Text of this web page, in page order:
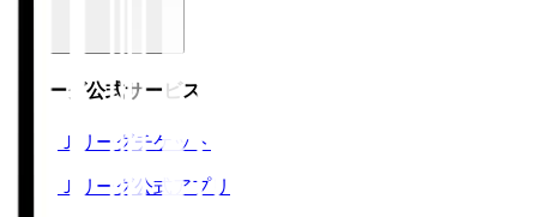
Ｊリーグ公式サービス
Ｊリーグチケット
Ｊリーグ公式アプリ